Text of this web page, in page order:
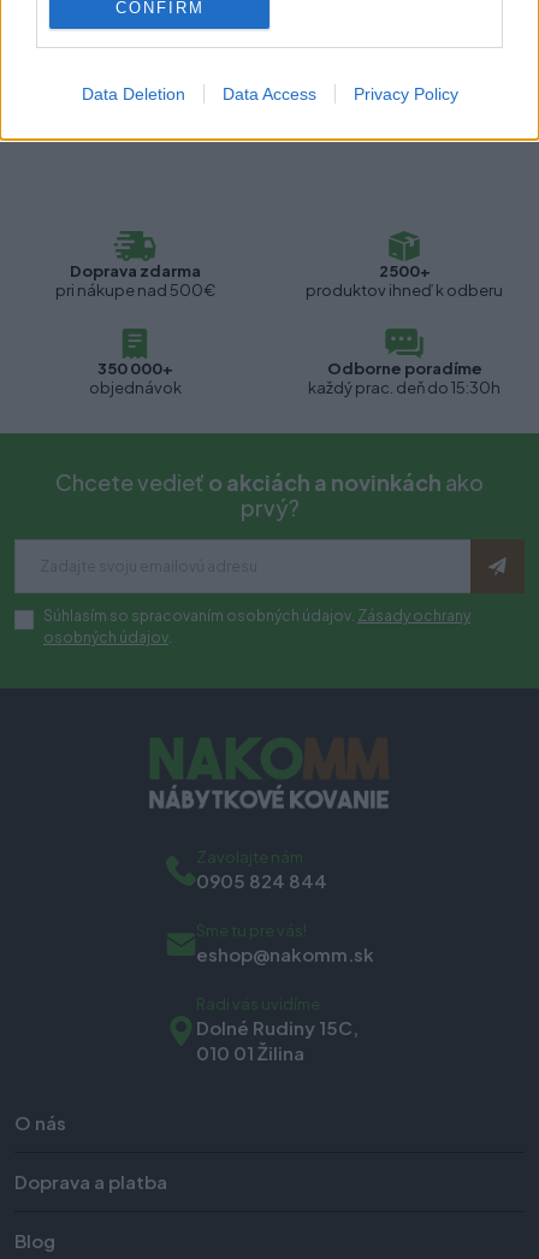
CONFIRM
Data Deletion Data Access Privacy Policy
Pre tento produkt neboli pridané žiadne recenzie.
Pre pridanie recenzie sa musíte prihlásiť
Doprava zdarma
pri nákupe nad 500€
2500+
produktov ihneď k odberu
350 000+
objednávok
Odborne poradíme
každý prac. deň do 15:30h
Chcete vedieť o akciách a novinkách ako
prvý?
Súhlasím so spracovaním osobných údajov. Zásady ochrany
osobných údajov
O nás
Doprava a platba
Blog
Zavolajte nám
0905 824 844
Sme tu pre vás!
eshop@nakomm.sk
Radi vás uvidíme
Dolné Rudiny 15C,
010 01 Žilina